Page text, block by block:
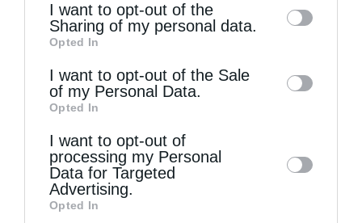
information by third parties on the IAB’s list
of downstream participants. This
information may also be disclosed by us to
third parties on theIAB’s List of
Downstream Participants
disclose it to other third parties.
I want to opt-out of the
Sharing of my personal data.
Opted In
I want to opt-out of the Sale
of my Personal Data.
Opted In
I want to opt-out of
processing my Personal
Data for Targeted
Advertising.
Opted In
Σταυρό με δωρεά επιχειρησιακού εξοπλισμού για
την αντιμετώπιση των καταστροφικών
πυρκαγιών
Η “Κιβωτός της Ορθοδοξίας” σε όλα τα περίπτερα